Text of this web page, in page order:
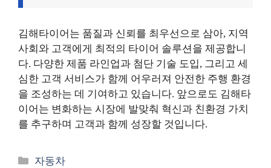
김해타이어는 품질과 신뢰를 최우선으로 삼아, 지역
사회와 고객에게 최적의 타이어 솔루션을 제공합니
다. 다양한 제품 라인업과 첨단 기술 도입, 그리고 세
심한 고객 서비스가 함께 어우러져 안전한 주행 환경
을 조성하는 데 기여하고 있습니다. 앞으로도 김해타
이어는 변화하는 시장에 발맞춰 혁신과 친환경 가치
를 추구하며 고객과 함께 성장할 것입니다.
카
자동차